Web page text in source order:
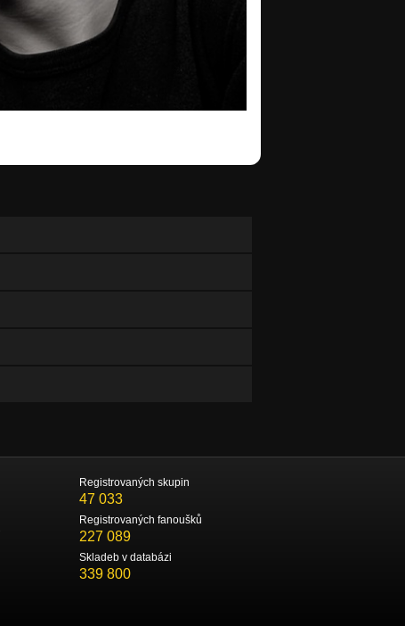
Registrovaných skupin
47 033
Registrovaných fanoušků
227 089
Skladeb v databázi
339 800